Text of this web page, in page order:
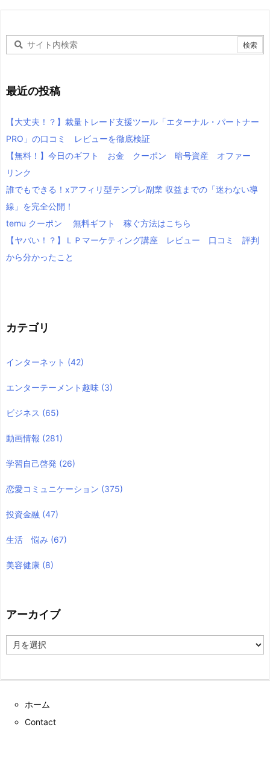
最近の投稿
【大丈夫！？】裁量トレード支援ツール「エターナル・パートナー
PRO」の口コミ レビューを徹底検証
【無料！】今日のギフト お金 クーポン 暗号資産 オファー
リンク
誰でもできる！xアフィリ型テンプレ副業 収益までの「迷わない導
線」を完全公開！
temu クーポン 無料ギフト 稼ぐ方法はこちら
【ヤバい！？】ＬＰマーケティング講座 レビュー 口コミ 評判
から分かったこと
カテゴリ
インターネット (42)
エンターテーメント趣味 (3)
ビジネス (65)
動画情報 (281)
学習自己啓発 (26)
恋愛コミュニケーション (375)
投資金融 (47)
生活 悩み (67)
美容健康 (8)
アーカイブ
ー
ホーム
Contact